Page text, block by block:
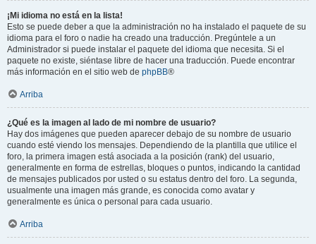
¡Mi idioma no está en la lista!
Esto se puede deber a que la administración no ha instalado el paquete de su
idioma para el foro o nadie ha creado una traducción. Pregúntele a un
Administrador si puede instalar el paquete del idioma que necesita. Si el
paquete no existe, siéntase libre de hacer una traducción. Puede encontrar
más información en el sitio web de phpBB®
Arriba
¿Qué es la imagen al lado de mi nombre de usuario?
Hay dos imágenes que pueden aparecer debajo de su nombre de usuario
cuando esté viendo los mensajes. Dependiendo de la plantilla que utilice el
foro, la primera imagen está asociada a la posición (rank) del usuario,
generalmente en forma de estrellas, bloques o puntos, indicando la cantidad
de mensajes publicados por usted o su estatus dentro del foro. La segunda,
usualmente una imagen más grande, es conocida como avatar y
generalmente es única o personal para cada usuario.
Arriba